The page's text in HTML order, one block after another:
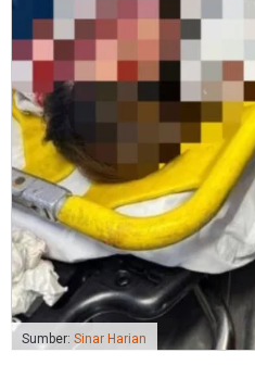
Sumber: Sinar Harian